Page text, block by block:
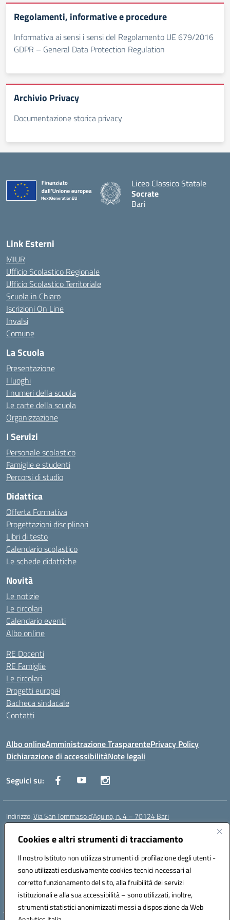
Cookies e altri strumenti di tracciamento
Il nostro Istituto non utilizza strumenti di profilazione degli utenti -
sono utilizzati esclusivamente cookies tecnici necessari al
corretto funzionamento del sito, alla fruibilità dei servizi
istituzionali e alla sua accessibilità – sono utilizzati, inoltre,
strumenti statistici anonimizzati messi a disposizione da Web
Regolamenti, informative e procedure
Informativa ai sensi i sensi del Regolamento UE 679/2016
GDPR – General Data Protection Regulation
Archivio Privacy
Documentazione storica privacy
Liceo Classico Statale
Socrate
Bari
Link Esterni
MIUR
Ufficio Scolastico Regionale
Ufficio Scolastico Territoriale
Scuola in Chiaro
Iscrizioni On Line
Invalsi
Comune
La Scuola
Presentazione
I luoghi
I numeri della scuola
Le carte della scuola
Organizzazione
I Servizi
Personale scolastico
Famiglie e studenti
Percorsi di studio
Didattica
Offerta Formativa
Progettazioni disciplinari
Libri di testo
Calendario scolastico
Le schede didattiche
Novità
Le notizie
Le circolari
Calendario eventi
Albo online
RE Docenti
RE Famiglie
Le circolari
Progetti europei
Bacheca sindacale
Contatti
Albo onlineAmministrazione TrasparentePrivacy Policy
Dichiarazione di accessibilitàNote legali
Seguici su:
Indirizzo:Via San Tommaso d’Aquino, n. 4 – 70124 Bari
Centralino:
Posta elettronica certificata (PEC):bapc150004@pec.istruzione.it
Codice fiscale: 80011240720
Codice meccanografico:BAPC150004
Codice Indice delle Pubbliche Amministrazioni (IPA): istsc_bapc150004
Codice unico di fatturazione (CUF): UFLLWZ